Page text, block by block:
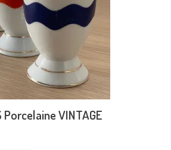
Porcelaine VINTAGE